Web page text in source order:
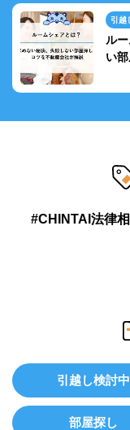
引越
ル
い
CHINTAI法律
引越し検討中
部屋探し